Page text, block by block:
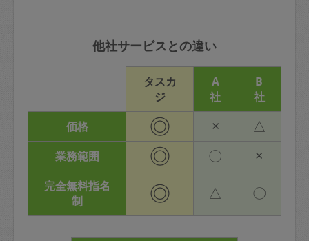
他社サービスとの違い
タスカ
ジ
A
社
B
社
価格
◎ × △
業務範囲 ◎ 〇 ×
完全無料指名
制
◎ △ 〇